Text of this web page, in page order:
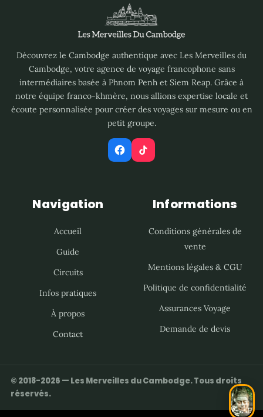
Découvrez le Cambodge authentique avec Les Merveilles du
Cambodge, votre agence de voyage francophone sans
intermédiaires basée à Phnom Penh et Siem Reap. Grâce à
notre équipe franco-khmère, nous allions expertise locale et
écoute personnalisée pour créer des voyages sur mesure ou en
petit groupe.
Navigation
Accueil
Guide
Circuits
Infos pratiques
À propos
Contact
Informations
Conditions générales de
vente
Mentions légales & CGU
Politique de confidentialité
Assurances Voyage
Demande de devis
© 2018-2026 — Les Merveilles du Cambodge. Tous droits
réservés.